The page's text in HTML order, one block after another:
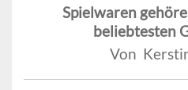
Spielwaren
beliebtesten
Von